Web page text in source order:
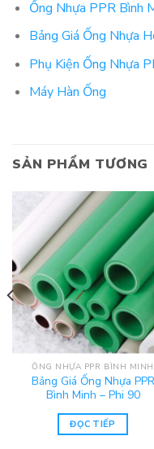
Ống Nhựa PPR Bình
Bảng Giá Ống Nhựa
Phụ Kiện Ống Nhựa
Máy Hàn Ống
SẢN PHẨM TƯƠNG
ỐNG NHỰA PPR BÌNH MINH
Bảng Giá Ống Nhựa PPR
Bình Minh – Phi 90
ĐỌC TIẾP